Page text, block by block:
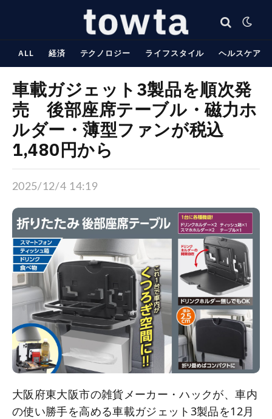
ALL 経済 テクノロジー ライフスタイル ヘルスケア
車載ガジェット3製品を順次発
売 後部座席テーブル・磁力ホ
ルダー・薄型ファンが税込
1,480円から
2025/12/4 14:19
大阪府東大阪市の雑貨メーカー・ハックが、車内
の使い勝手を高める車載ガジェット3製品を12月